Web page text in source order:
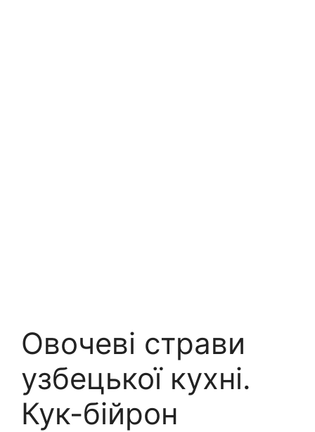
Овочеві страви
узбецької кухні.
Кук-бійрон